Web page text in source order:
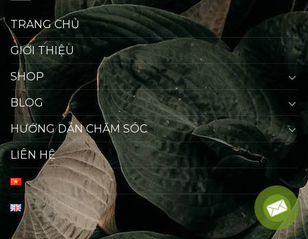
TRANG CHỦ
GIỚI THIỆU
SHOP
BLOG
HƯỚNG DẪN CHĂM SÓC
LIÊN HỆ